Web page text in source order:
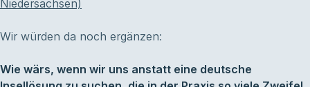
Niedersachsen)
Wir würden da noch ergänzen:
Wie wärs, wenn wir uns anstatt eine deutsche